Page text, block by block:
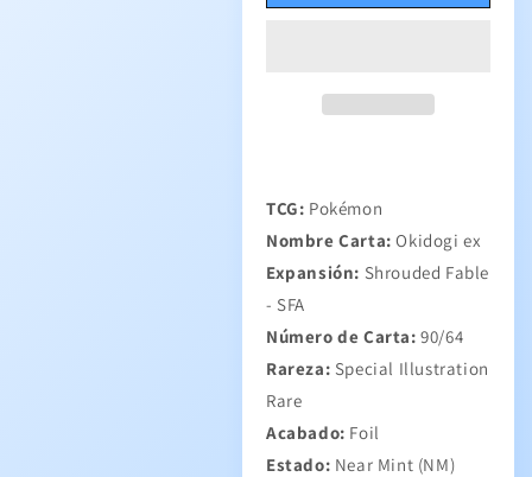
TCG: Pokémon
Nombre Carta: Okidogi ex
Expansión: Shrouded Fable
- SFA
Número de Carta:90/64
Rareza: Special Illustration
Rare
Acabado: Foil
Estado: Near Mint (NM)